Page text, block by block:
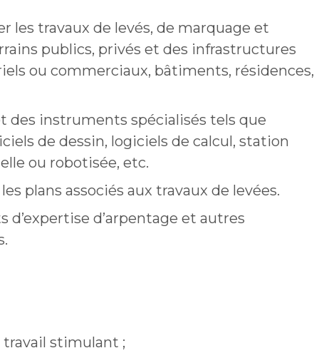
les travaux de levés, de marquage et
publics, privés et des infrastructures
ou commerciaux, bâtiments, résidences,
des instruments spécialisés tels que
de dessin, logiciels de calcul, station
ou robotisée, etc.
plans associés aux travaux de levées.
d’expertise d’arpentage et autres
stimulant ;